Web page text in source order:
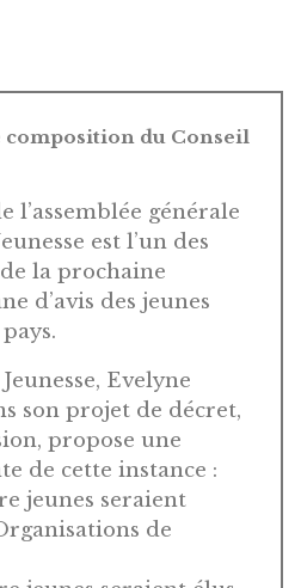
composition du Conseil
l’assemblée générale
est l’un des
la prochaine
d’avis des jeunes
Evelyne
son projet de décret,
propose une
de cette instance :
jeunes seraient
de